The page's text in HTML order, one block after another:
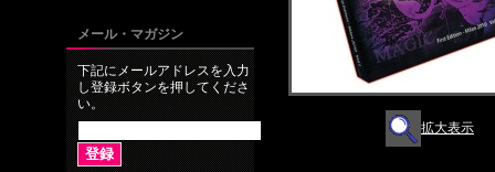
メール・マガジン
下記にメールアドレスを入力
し登録ボタンを押してくださ
い。
拡大表示